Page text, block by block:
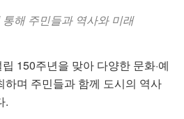
통해 주민들과 역사와 미래
150주년을 맞아 다양한 문화·예
하며 주민들과 함께 도시의 역사
.